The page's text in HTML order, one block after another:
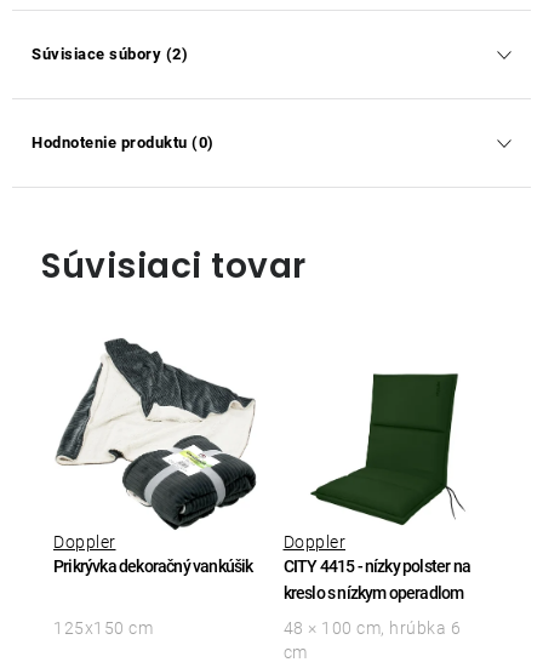
Súvisiace súbory (2)
Hodnotenie produktu (0)
Súvisiaci tovar
Prikrývka dekoračný vankúšik
Doppler
125x150 cm
CITY 4415 - nízky polster na
kreslo s nízkym operadlom
Doppler
48 × 100 cm, hrúbka 6
cm